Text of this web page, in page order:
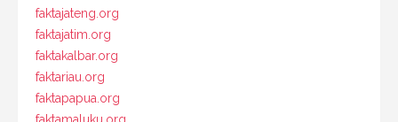
faktajateng.org
faktajatim.org
faktakalbar.org
faktariau.org
faktapapua.org
faktamaluku.org